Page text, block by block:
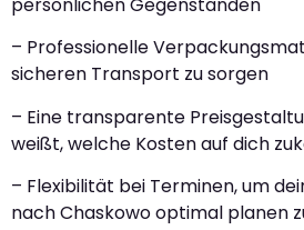
– Professionelle
sicheren Transport zu sorgen
– Eine transparente
weißt, welche Kosten auf dich
– Flexibilität bei Terminen, um
nach Chaskowo optimal planen